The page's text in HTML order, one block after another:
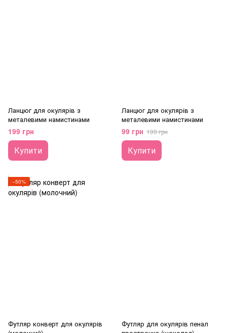
Ланцюг для окулярів з
металевими намистинами
199 грн
Купити
Ланцюг для окулярів з
металевими намистинами
99 грн 199 грн
Купити
−50%
Футляр конверт для окулярів
Футляр для окулярів пенал